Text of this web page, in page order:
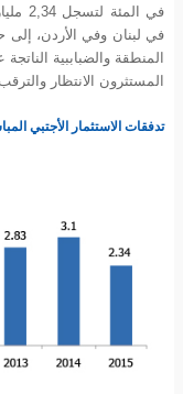
في لبنان وفي الأردن، إلى
المنطقة والضباببية
المستثرون الانتظار والترقب.
تدفقات الاستثمار الأجتبي